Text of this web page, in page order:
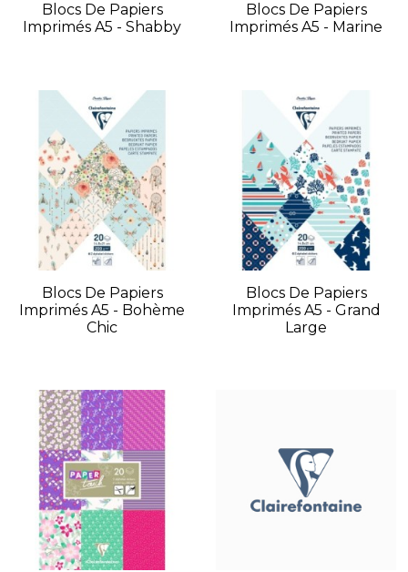
Blocs De Papiers
Imprimés A5 - Shabby
Blocs De Papiers
Imprimés A5 - Marine
Blocs De Papiers
Imprimés A5 - Bohème
Chic
Blocs De Papiers
Imprimés A5 - Grand
Large